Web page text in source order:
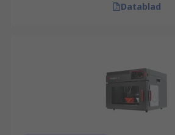
Datablad